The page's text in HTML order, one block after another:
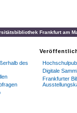
Frankfurt am
des
Digitale
Frankfurter